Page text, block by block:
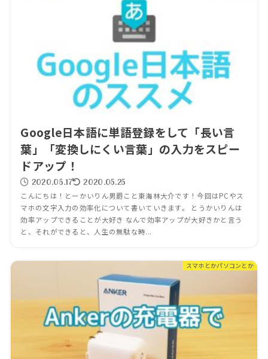
Google日本語に単語登録をして「長い言
葉」「変換しにくい言葉」の入力をスピー
ドアップ！
2020.05.17 2020.05.25
こんにちは！とーかいりん男爵こと東海林大介です！今回はPCやス
マホの文字入力の効率化について書いていきます。 とうかいりんは
効率アップできることが大好き なんで効率アップが大好きかと言う
と、それができると、人生の無駄な時...
スマホとかパソコンとか